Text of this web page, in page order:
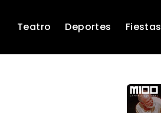
Teatro Deportes Fiestas